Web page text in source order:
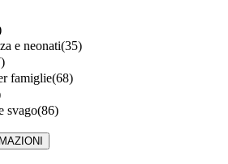
e neonati(35)
famiglie(68)
svago(86)